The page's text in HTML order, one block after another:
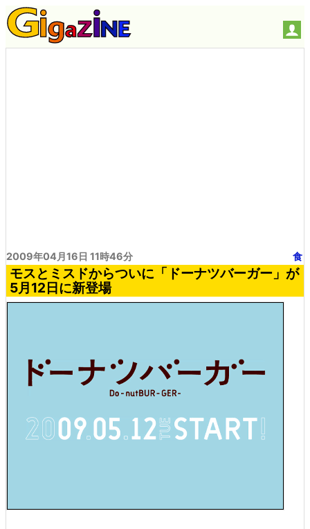
2009年04月16日 11時46分 食
モスとミスドからついに「ドーナツバーガー」が
5月12日に新登場